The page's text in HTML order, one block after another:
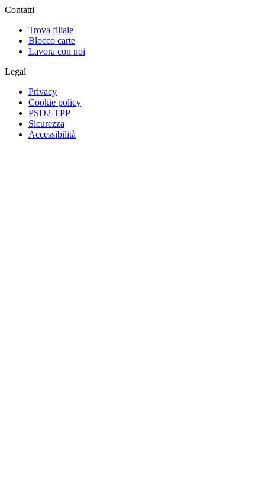
Contatti
Trova filiale
Blocco carte
Lavora con noi
Legal
Privacy
Cookie policy
PSD2-TPP
Sicurezza
Accessibilità